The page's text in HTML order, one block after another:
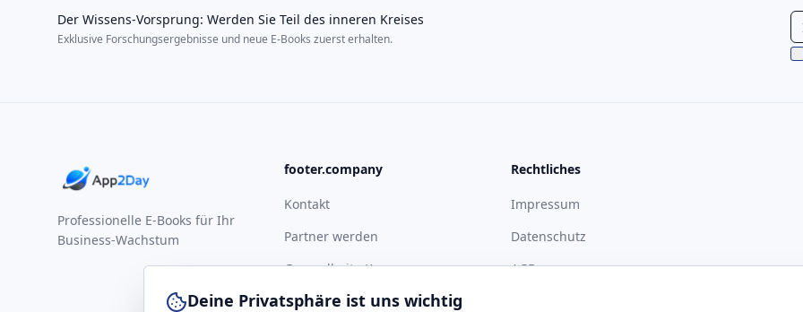
Der Wissens-Vorsprung: Werden Sie Teil des inneren Kreises
Exklusive Forschungsergebnisse und neue E-Books zuerst erhalten.
Professionelle E-Books für Ihr
Business-Wachstum
footer.company
Kontakt
Partner werden
Gesundheits-Kompass
Rechtliches
Impressum
Datenschutz
AGB
Deine Privatsphäre ist uns wichtig